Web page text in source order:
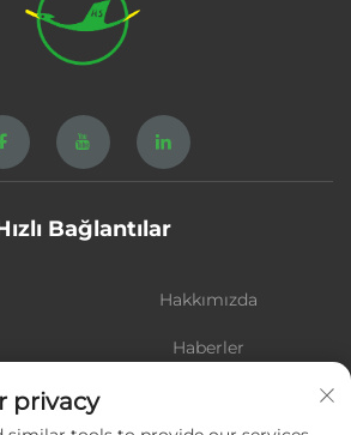
Bağlantılar
Hakkımızda
Haberler
privacy